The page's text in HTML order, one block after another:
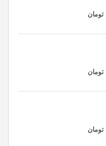
تومان
تومان
تومان